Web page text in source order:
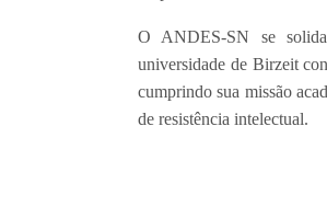
O ANDES-SN se
universidade de Birzeit
cumprindo sua missão
de resistência intelectual.